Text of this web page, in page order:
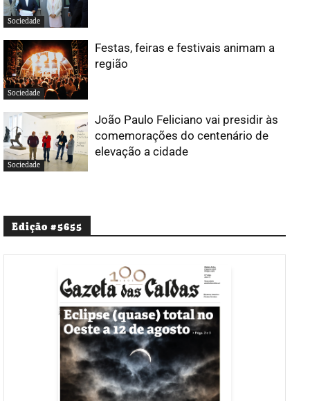
Sociedade
Sociedade
Festas, feiras e festivais animam a
região
Sociedade
João Paulo Feliciano vai presidir às
comemorações do centenário de
elevação a cidade
Edição #5655